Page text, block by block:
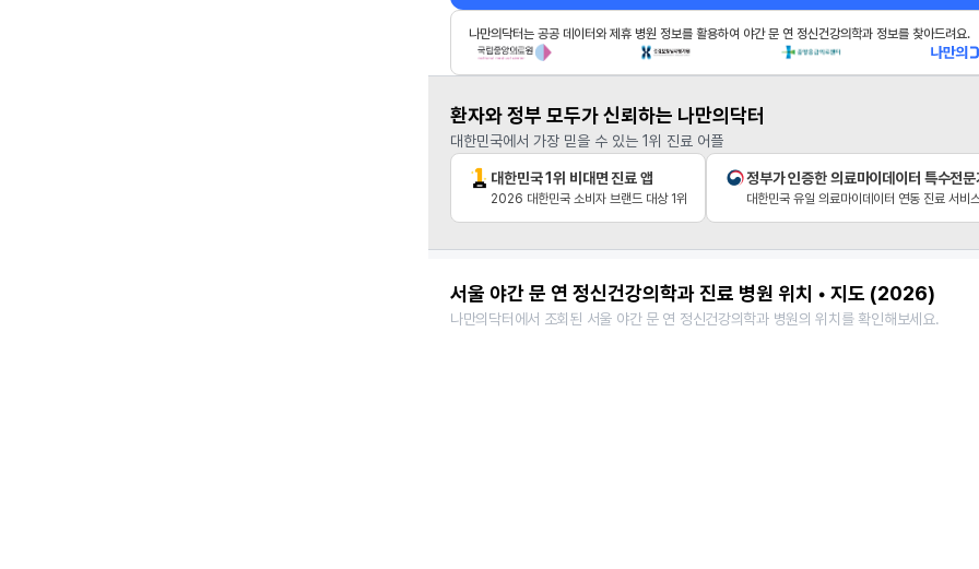
나만의닥터는 공공 데이터와 제휴 병원 정보를 활용하여 야간 문 연 정신건강의학과 정보를 찾아드려요.
환자와 정부 모두가 신뢰하는 나만의닥터
대한민국에서 가장 믿을 수 있는 1위 진료 어플
대한민국 1위 비대면 진료 앱
2026 대한민국 소비자 브랜드 대상 1위
정부가 인증한 의료마이데이터 특수전
대한민국 유일 의료마이데이터 연동 진료 서비
서울 야간 문 연 정신건강의학과 진료 병원 위치 • 지도 (2026)
나만의닥터에서 조회된 서울 야간 문 연 정신건강의학과 병원의 위치를 확인해보세요.